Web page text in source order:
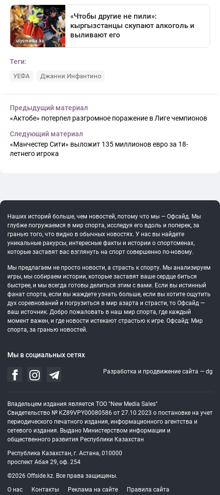
Теги:
УЕФА Джанни Инфантино
Предыдущий материал
«Актобе» потерпел разгромное поражение в Лиге чемпионов
Следующий материал
«Манчестер Сити» выложит 135 миллионов евро за 18-
летнего игрока
Наших историй больше, чем новостей, потому что мы — Офсайд. Мы
глубже погружаемся в мир спорта, исследуя его вдоль и поперек, за
гранью того, что видно в обычных новостях. У нас вы найдете
уникальные ракурсы, интересные факты и истории о спортсменах,
которые заставят вас взглянуть на спорт совершенно по-новому.
Мы предлагаем не просто новости, а страсть к спорту. Мы анализируем
игры, мы собираем истории, которые заставят ваше сердце биться
быстрее, и мы всегда готовы делиться этим с вами. Если вы истинный
фанат спорта, если вы жаждете узнать больше, если вы хотите ощутить
дух соревнований и погрузиться в мир азарта и страсти, то Офсайд —
ваш источник. Добро пожаловать в наш мир спорта, где каждый
момент важен, и где новости истекают страстью к игре. Офсайд: Мир
спорта, за гранью новостей.
Мы в социальных сетях
Разработка и продвижение сайта — dg
Владельцем издания является ТОО "New Media Sales"
Свидетельство № KZ89VPY00080586 от 27.10.2023 о постановке на учет
периодического печатного издания, информационного агентства и
сетевого издания. Выдано Министерством информации и
общественного развития Республики Казахстан
Республика Казахстан, г. Астана, 010000
проспект Абая 29, оф. 254
©2026 Offside.kz. Все права защищены.
О нас
Контакты Реклама на сайте Правила сайта